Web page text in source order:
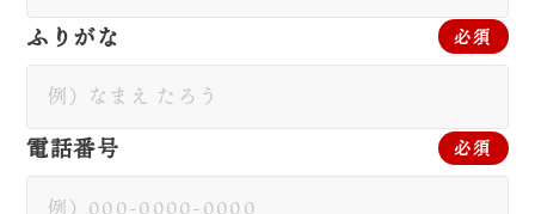
必須
ふりがな
必須
電話番号